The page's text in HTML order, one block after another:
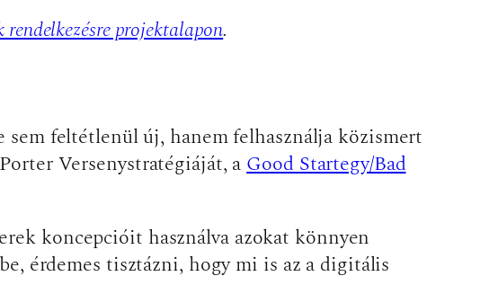
projektalapon.
feltétlenül új, hanem felhasználja közismert
Versenystratégiáját, aGood Startegy/Bad
koncepcióit használva azokat könnyen
érdemes tisztázni, hogy mi is az a digitális